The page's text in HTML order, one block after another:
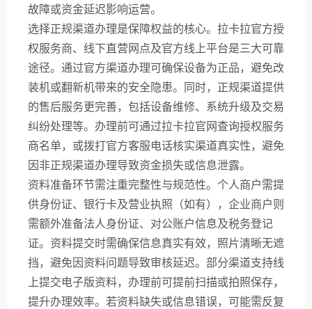
故障或资金延迟影响运营。
选择正规渠道办理是保障权益的核心。拉卡拉官方授
权服务商、线下直营网点及官方线上平台是三大可靠
途径。通过官方渠道办理可确保设备为正品，避免改
装机或翻新机带来的安全隐患。同时，正规渠道提供
的售后服务更完善，包括设备维修、系统升级及交易
纠纷处理等。办理前可通过拉卡拉官网查询授权服务
商名单，或拨打官方客服电话核实渠道真实性，避免
因非正规渠道办理导致资金损失或信息泄露。
资料准备环节需注重完整性与规范性。个人商户需提
供身份证、银行卡及营业执照（如有），企业商户则
需额外准备法人身份证、对公账户信息及税务登记
证。资料提交时需确保信息真实有效，照片清晰无遮
挡，避免因资料问题导致审核延迟。部分渠道支持线
上提交电子版资料，办理前可提前扫描或拍照保存，
提升办理效率。若资料缺失或信息错误，可能需反复